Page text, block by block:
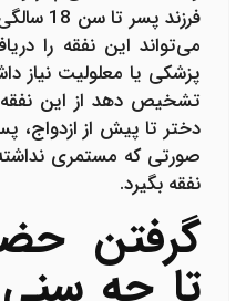
فرزند
می‌تواند این نفقه را
پزشکی یا معلولیت نیاز
تشخیص دهد از این نفقه
دختر تا پیش از ازدواج،
صورتی که مستمری
نفقه بگیرد.
گرفتن